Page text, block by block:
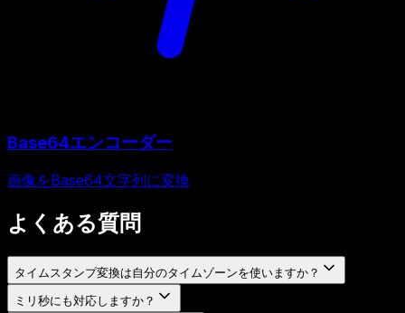
Base64エンコーダー
画像をBase64文字列に変換
よくある質問
タイムスタンプ変換は自分のタイムゾーンを使いますか？
ミリ秒にも対応しますか？